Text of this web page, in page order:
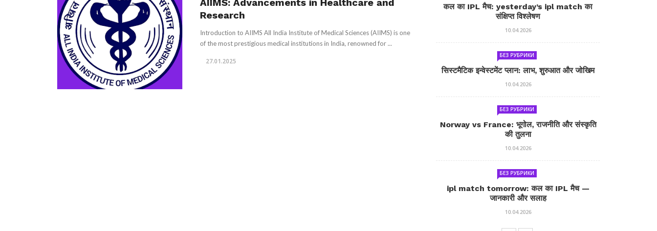
AIIMS: Advancements in Healthcare and
Research
Introduction to AIIMS All India Institute of Medical Sciences (AIIMS) is one
of the most prestigious medical institutions in India, renowned for ...
27.01.2025
कल का IPL मैच: yesterday’s ipl match का
संक्षिप्त विश्लेषण
10.04.2026
БЕЗ РУБРИКИ
सिस्टमैटिक इन्वेस्टमेंट प्लान: लाभ, शुरुआत और जोखिम
10.04.2026
БЕЗ РУБРИКИ
Norway vs France: भूगोल, राजनीति और संस्कृति
की तुलना
10.04.2026
БЕЗ РУБРИКИ
ipl match tomorrow: कल का IPL मैच —
जानकारी और सलाह
10.04.2026